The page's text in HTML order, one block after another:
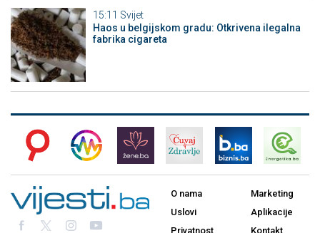
15:11 Svijet
Haos u belgijskom gradu: Otkrivena ilegalna
fabrika cigareta
O nama
Uslovi
Privatnost
Marketing
Aplikacije
Kontakt